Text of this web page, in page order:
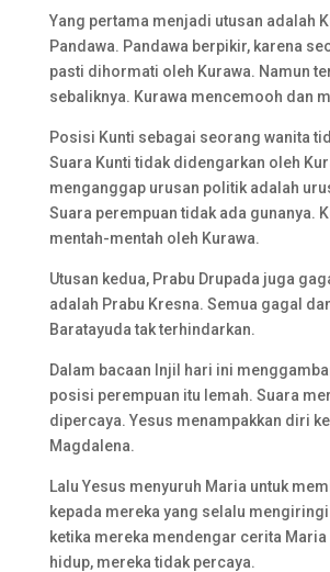
Yang pertama menjadi utusan adalah
Pandawa. Pandawa berpikir, karena
pasti dihormati oleh Kurawa. Namun
sebaliknya. Kurawa mencemooh dan
Posisi Kunti sebagai seorang wanita
Suara Kunti tidak didengarkan oleh
menganggap urusan politik adalah
Suara perempuan tidak ada gunanya.
mentah-mentah oleh Kurawa.
Utusan kedua, Prabu Drupada juga
adalah Prabu Kresna. Semua gagal
Baratayuda tak terhindarkan.
Dalam bacaan Injil hari ini
posisi perempuan itu lemah. Suara
dipercaya. Yesus menampakkan diri
Magdalena.
Lalu Yesus menyuruh Maria untuk
kepada mereka yang selalu mengiringi
ketika mereka mendengar cerita Maria
hidup, mereka tidak percaya.